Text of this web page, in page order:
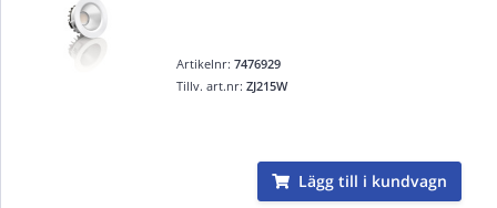
Artikelnr:7476929
Tillv. art.nr:ZJ215W
Lägg till i kundvagn